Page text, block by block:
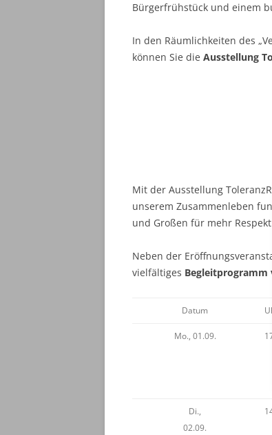
Bürgerfrühstück und einem
In den Räumlichkeiten des
können Sie die Ausstellung
Mit der Ausstellung
unserem Zusammenleben
und Großen für mehr
Neben der
vielfältiges Begleitprogramm
Datum
Mo., 01.09.
Di.,
02.09.